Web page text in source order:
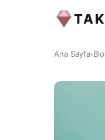
Ana Sayfa›